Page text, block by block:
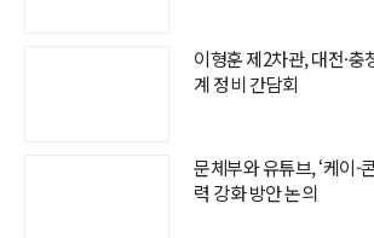
이형훈 제2차관, 대전·충청 응급환자 이송체
계 정비 간담회
문체부와 유튜브, ‘케이-
력 강화 방안 논의